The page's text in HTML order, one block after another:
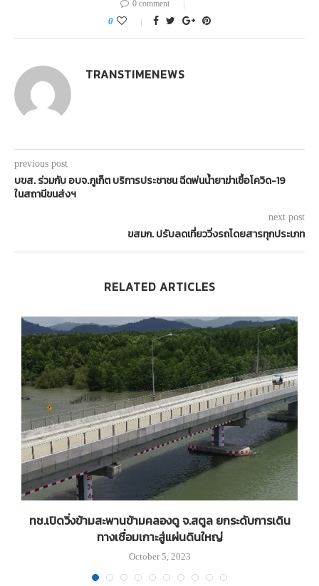
0 comment
0
TRANSTIMENEWS
previous post
บขส. ร่วมกับ อบจ.ภูเก็ต บริการประชาชน ฉีดพ่นน้ำยาฆ่าเชื้อโควิด-19
ในสถานีขนส่งฯ
next post
ขสมก. ปรับลดเที่ยววิ่งรถโดยสารทุกประเภท
RELATED ARTICLES
ทช.เปิดวิ่งข้ามสะพานข้ามคลองดู จ.สตูล ยกระดับการเดิน
ทางเชื่อมเกาะสู่แผ่นดินใหญ่
October 5, 2023